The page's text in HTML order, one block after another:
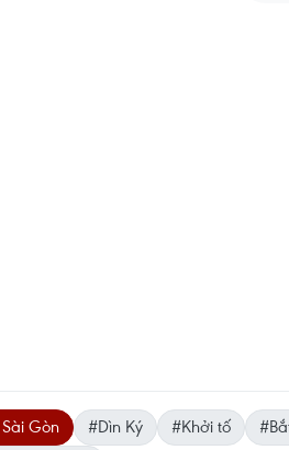
Gòn #Dìn Ký #Khởi tố